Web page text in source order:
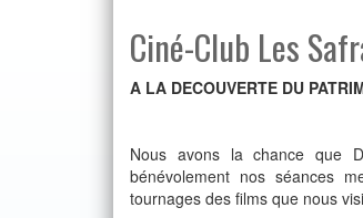
Ciné-Club Les
A LA DECOUVERTE DU
Nous avons la chance que
bénévolement nos séances
tournages des films que nous